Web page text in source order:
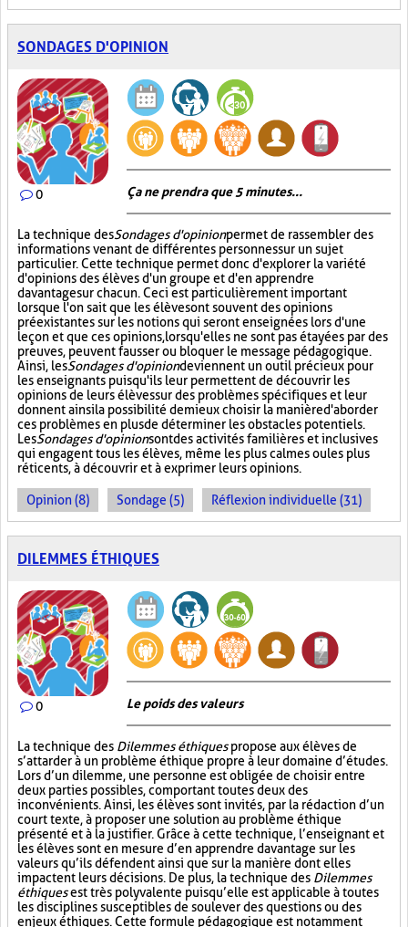
SONDAGES D'OPINION
0 Ça ne prendra que 5 minutes...
La technique desSondages d'opinionpermet de rassembler des
informations venant de différentes personnes sur un sujet
particulier. Cette technique permet donc d'explorer la variété
d'opinions des élèves d'un groupe et d'en apprendre
davantage sur chacun. Ceci est particulièrement important
lorsque l'on sait que les élèves ont souvent des opinions
préexistantes sur les notions qui seront enseignées lors d'une
leçon et que ces opinions, lorsqu'elles ne sont pas étayées par des
preuves, peuvent fausser ou bloquer le message pédagogique.
Ainsi, lesSondages d'opiniondeviennent un outil précieux pour
les enseignants puisqu'ils leur permettent de découvrir les
opinions de leurs élèves sur des problèmes spécifiques et leur
donnent ainsi la possibilité de mieux choisir la manière d'aborder
ces problèmes en plus de déterminer les obstacles potentiels.
LesSondages d'opinionsont des activités familières et inclusives
qui engagent tous les élèves, même les plus calmes ou les plus
réticents, à découvrir et à exprimer leurs opinions.
Opinion (8) Sondage (5) Réflexion individuelle (31)
DILEMMES ÉTHIQUES
0 Le poids des valeurs
La technique des Dilemmes éthiquespropose aux élèves de
s’attarder à un problème éthique propre à leur domaine d’études.
Lors d’un dilemme, une personne est obligée de choisir entre
deux parties possibles, comportant toutes deux des
inconvénients. Ainsi, les élèves sont invités, par la rédaction d’un
court texte, à proposer une solution au problème éthique
présenté et à la justifier. Grâce à cette technique, l’enseignant et
les élèves sont en mesure d’en apprendre davantage sur les
valeurs qu’ils défendent ainsi que sur la manière dont elles
impactent leurs décisions. De plus, la technique des Dilemmes
éthiquesest très polyvalente puisqu’elle est applicable à toutes
les disciplines susceptibles de soulever des questions ou des
enjeux éthiques. Cette formule pédagogique est notamment